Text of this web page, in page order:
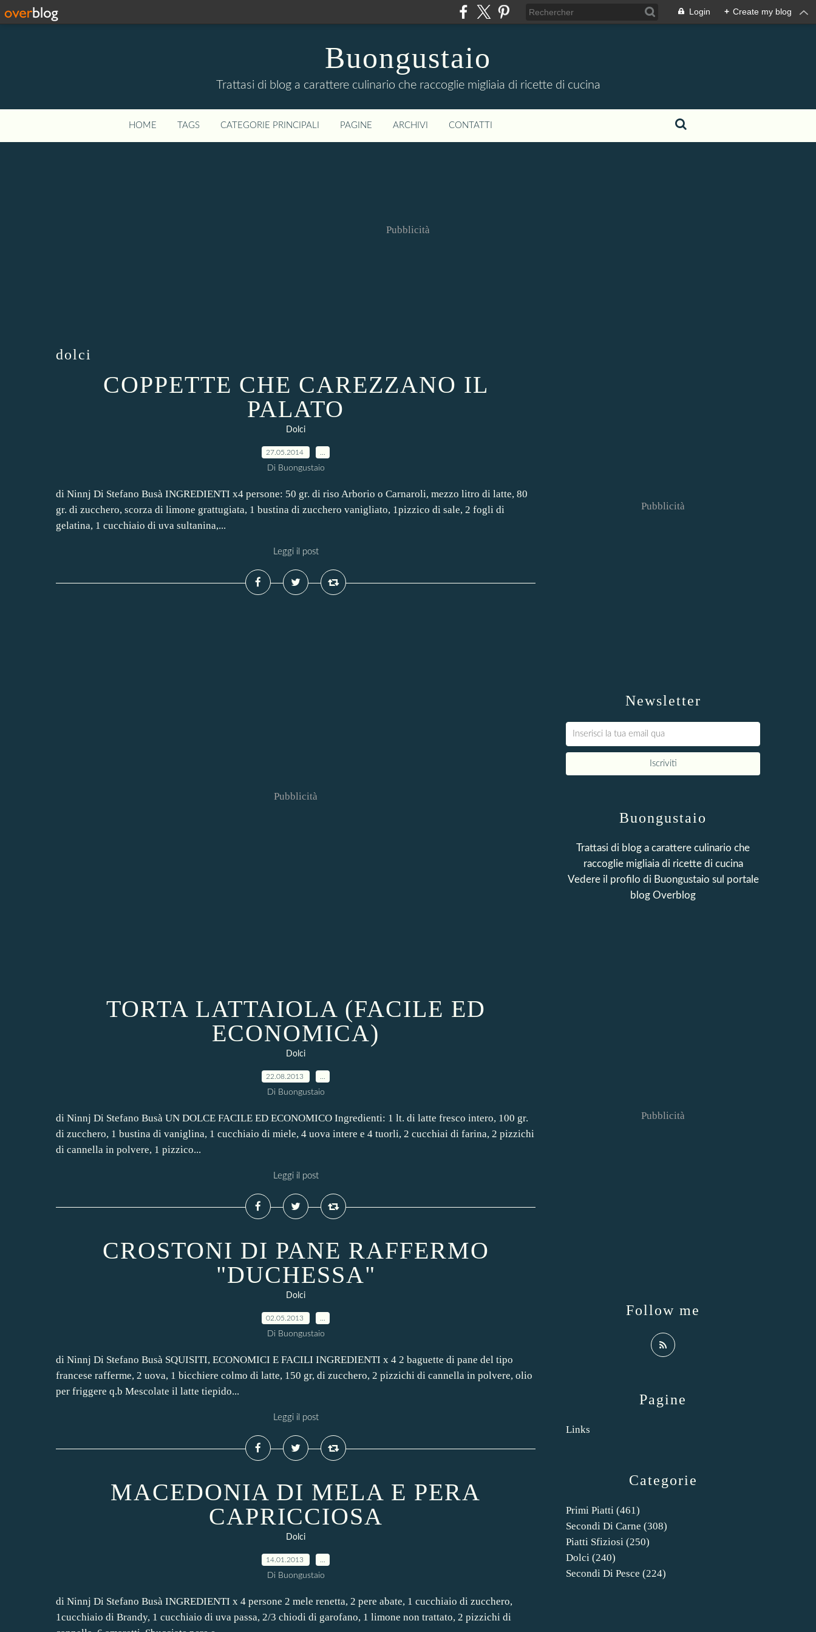
Login + Create my blog
Buongustaio
Trattasi di blog a carattere culinario che raccoglie migliaia di ricette di cucina
HOME TAGS CATEGORIE PRINCIPALI PAGINE ARCHIVI CONTATTI
Pubblicità
dolci
COPPETTE CHE CAREZZANO IL
PALATO
Dolci
27.05.2014
Di Buongustaio
di Ninnj Di Stefano Busà INGREDIENTI x4 persone: 50 gr. di riso Arborio o Carnaroli, mezzo litro di latte, 80
gr. di zucchero, scorza di limone grattugiata, 1 bustina di zucchero vanigliato, 1pizzico di sale, 2 fogli di
gelatina, 1 cucchiaio di uva sultanina,...
Leggi il post
Pubblicità
TORTA LATTAIOLA (FACILE ED
ECONOMICA)
Dolci
22.08.2013
Di Buongustaio
di Ninnj Di Stefano Busà UN DOLCE FACILE ED ECONOMICO Ingredienti: 1 lt. di latte fresco intero, 100 gr.
di zucchero, 1 bustina di vaniglina, 1 cucchiaio di miele, 4 uova intere e 4 tuorli, 2 cucchiai di farina, 2 pizzichi
di cannella in polvere, 1 pizzico...
Leggi il post
CROSTONI DI PANE RAFFERMO
"DUCHESSA"
Dolci
02.05.2013
Di Buongustaio
di Ninnj Di Stefano Busà SQUISITI, ECONOMICI E FACILI INGREDIENTI x 4 2 baguette di pane del tipo
francese rafferme, 2 uova, 1 bicchiere colmo di latte, 150 gr, di zucchero, 2 pizzichi di cannella in polvere, olio
per friggere q.b Mescolate il latte tiepido...
Leggi il post
MACEDONIA DI MELA E PERA
CAPRICCIOSA
Dolci
14.01.2013
Di Buongustaio
di Ninnj Di Stefano Busà INGREDIENTI x 4 persone 2 mele renetta, 2 pere abate, 1 cucchiaio di zucchero,
1cucchiaio di Brandy, 1 cucchiaio di uva passa, 2/3 chiodi di garofano, 1 limone non trattato, 2 pizzichi di
Newsletter
Pubblicità
Categorie
Primi Piatti (461)
Secondi Di Carne (308)
Piatti Sfiziosi (250)
Dolci (240)
Secondi Di Pesce (224)
Pagine
Links
Buongustaio
Trattasi di blog a carattere culinario che
raccoglie migliaia di ricette di cucina
Vedere il profilo di Buongustaio sul portale
blog Overblog
Follow me
Pubblicità